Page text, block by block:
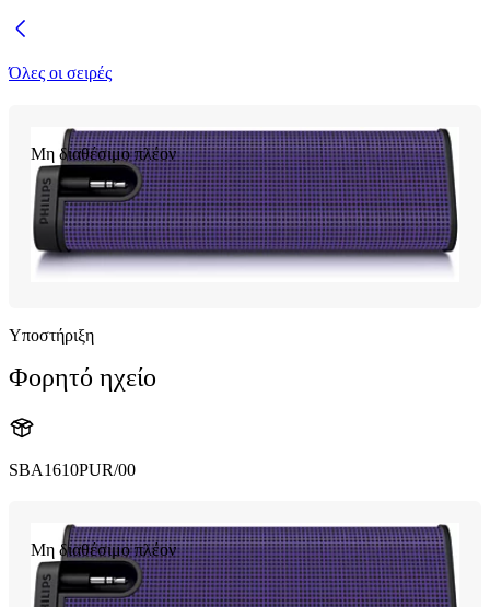
Όλες οι σειρές
Μη διαθέσιμο πλέον
Υποστήριξη
Φορητό ηχείο
SBA1610PUR/00
Μη διαθέσιμο πλέον